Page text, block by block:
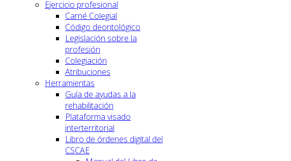
Ejercicio profesional
Carné Colegial
Código deontológico
Legislación sobre la
profesión
Colegiación
Atribuciones
Herramientas
Guía de ayudas a la
rehabilitación
Plataforma visado
interterritorial
Libro de órdenes digital del
CSCAE